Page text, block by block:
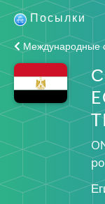
Посылки
Международные